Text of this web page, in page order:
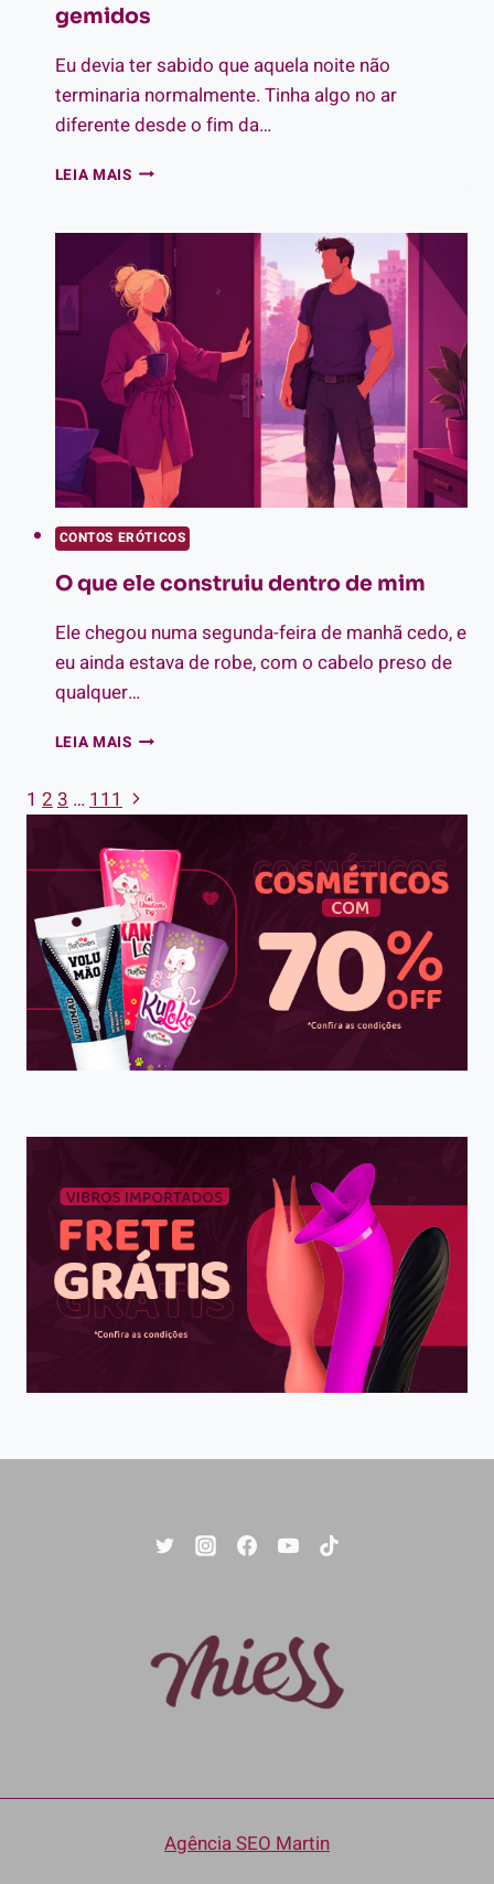
gemidos
Eu devia ter sabido que aquela noite não
terminaria normalmente. Tinha algo no ar
diferente desde o fim da…
LEIA MAISO
ONDAS
E
DOS
NOSSOS
GEMIDOS
CONTOS ERÓTICOS
O que ele construiu dentro de mim
Ele chegou numa segunda-feira de manhã cedo, e
eu ainda estava de robe, com o cabelo preso de
qualquer…
LEIA MAISO
CONSTRUIU
DE
MIM
Navegação
Página
1 2 3 … 111 Página
Agência SEO Martin